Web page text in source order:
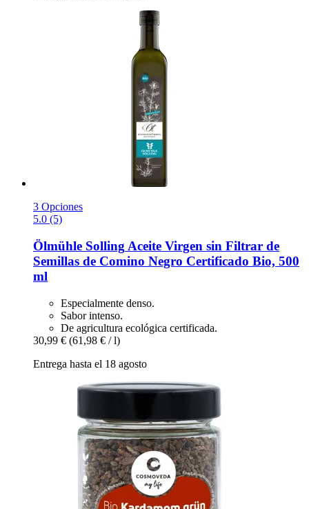
3 Opciones
5.0 (5)
Ölmühle Solling Aceite Virgen sin Filtrar de
Semillas de Comino Negro Certificado Bio, 500
ml
Especialmente denso.
Sabor intenso.
De agricultura ecológica certificada.
30,99 € (61,98 € / l)
Entrega hasta el 18 agosto